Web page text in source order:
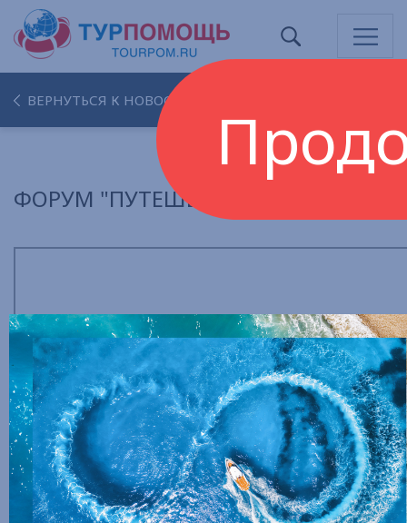
ВЕРНУТЬСЯ К НОВОСТЯМ
ФОРУМ "ПУТЕШЕСТВУЙ"